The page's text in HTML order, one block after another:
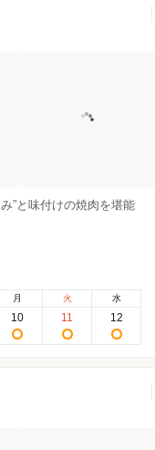
”と味付けの焼肉を堪能
月
10
火
11
水
12